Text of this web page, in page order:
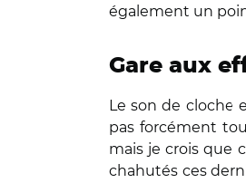
également un
Gare aux
Le son de cloche
pas forcément
mais je crois que
chahutés ces